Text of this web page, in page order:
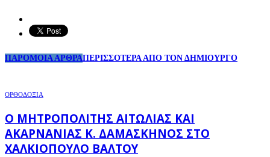
ΠΑΡΟΜΟΙΑ ΑΡΘΡΑΠΕΡΙΣΣΟΤΕΡΑ ΑΠΟ ΤΟΝ ΔΗΜΙΟΥΡΓΟ
ΟΡΘΟΔΟΞΙΑ
Ο ΜΗΤΡΟΠΟΛΊΤΗΣ ΑΙΤΩΛΊΑΣ ΚΑΙ
ΑΚΑΡΝΑΝΊΑΣ Κ. ΔΑΜΑΣΚΗΝΌΣ ΣΤΟ
ΧΑΛΚΙΌΠΟΥΛΟ ΒΆΛΤΟΥ